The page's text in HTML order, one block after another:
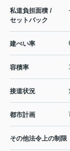
私道負担面積 /
セットバック
建ぺい率
容積率
接道状況
都市計画
その他法令上の制限